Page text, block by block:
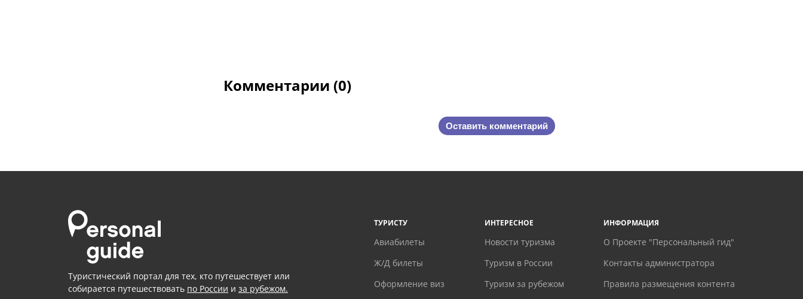
Комментарии (0)
Оставить комментарий
Туристический портал для тех, кто путешествует или
собирается путешествовать по России и за рубежом.
ТУРИСТУ
Авиабилеты
Ж/Д билеты
Оформление виз
ИНТЕРЕСНОЕ
Новости туризма
Туризм в России
Туризм за рубежом
ИНФОРМАЦИЯ
О Проекте "Персональный гид"
Контакты администратора
Правила размещения контента